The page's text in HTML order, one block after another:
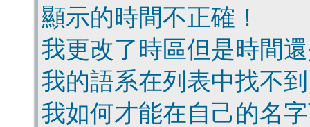
顯示的時間不正確！
我更改了時區但是時間
我的語系在列表中找不
我如何才能在自己的名